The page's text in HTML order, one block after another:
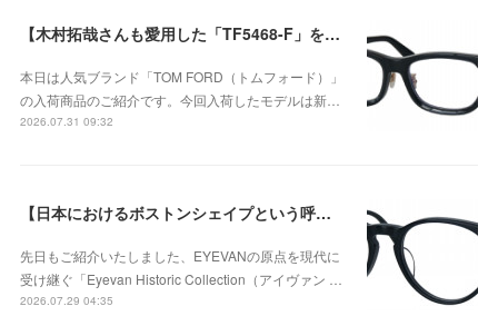
【木村拓哉さんも愛用した「TF5468-F」をベースに、洗練されたウェリントンシェイプが上品な存在感を演出する、日本企画モデル】TOM FORD TF6164-D-Bが入荷！
本日は人気ブランド「TOM FORD（トムフォード）」
の入荷商品のご紹介です。今回入荷したモデルは新…
2026.07.31 09:32
【日本におけるボストンシェイプという呼称が広く定着するきっかけとなったモデル】Eyevan（アイヴァン） Historic Collection AU-5003のご紹介！
先日もご紹介いたしました、EYEVANの原点を現代に
受け継ぐ「Eyevan Historic Collection（アイヴァン …
2026.07.29 04:35